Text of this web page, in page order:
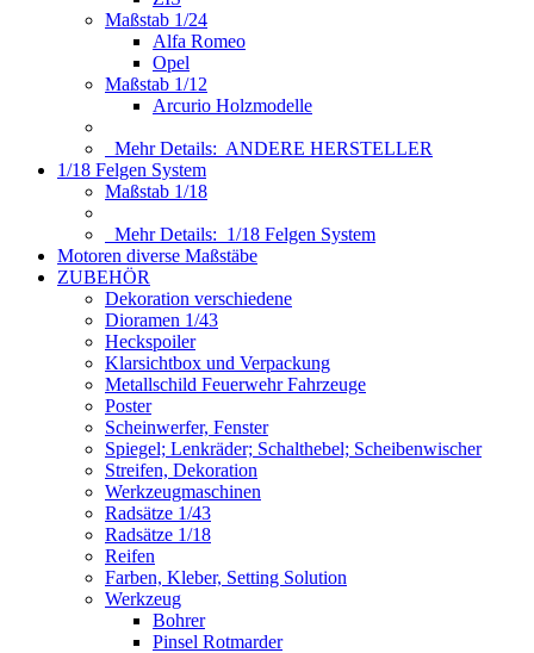
Maßstab 1/24
Alfa Romeo
Opel
Maßstab 1/12
Arcurio Holzmodelle
Mehr Details: ANDERE HERSTELLER
1/18 Felgen System
Maßstab 1/18
Mehr Details: 1/18 Felgen System
Motoren diverse Maßstäbe
ZUBEHÖR
Dekoration verschiedene
Dioramen 1/43
Heckspoiler
Klarsichtbox und Verpackung
Metallschild Feuerwehr Fahrzeuge
Poster
Scheinwerfer, Fenster
Spiegel; Lenkräder; Schalthebel; Scheibenwischer
Streifen, Dekoration
Werkzeugmaschinen
Radsätze 1/43
Radsätze 1/18
Reifen
Farben, Kleber, Setting Solution
Werkzeug
Bohrer
Pinsel Rotmarder